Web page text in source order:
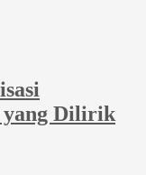
yang Dilirik